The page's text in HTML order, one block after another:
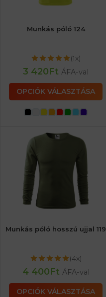
Munkás póló 124
(1x)
3 420Ft ÁFA-val
OPCIÓK VÁLASZTÁSA
Munkás póló hosszú ujjal 119
(4x)
4 400Ft ÁFA-val
OPCIÓK VÁLASZTÁSA